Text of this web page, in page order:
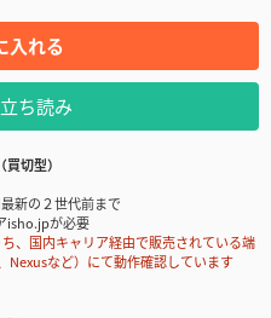
入れる
ち読み
切型）
新の２世代前まで
isho.jpが必要
国内キャリア経由で販売されている端
Nexusなど）にて動作確認しています